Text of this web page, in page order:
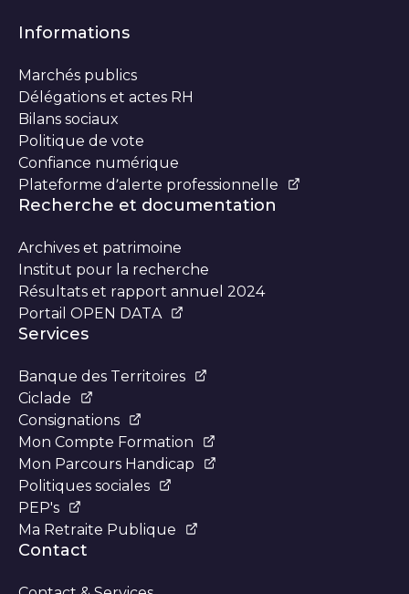
Informations
Marchés publics
Délégations et actes RH
Bilans sociaux
Politique de vote
Confiance numérique
Plateforme d’alerte professionnelle
Recherche et documentation
Archives et patrimoine
Institut pour la recherche
Résultats et rapport annuel 2024
Portail OPEN DATA
Services
Banque des Territoires
Ciclade
Consignations
Mon Compte Formation
Mon Parcours Handicap
Politiques sociales
PEP's
Ma Retraite Publique
Contact